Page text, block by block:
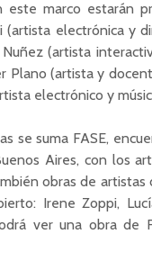
este marco estarán
(artista electrónica y
Nuñez (artista
Plano (artista y
electrónico y
se suma FASE,
Aires, con los
obras de
Irene Zoppi,
ver una obra de